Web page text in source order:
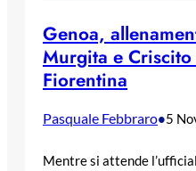
Genoa,
Murgita e
Fiorentina
Pasquale Febbraro•5
Mentre si attende